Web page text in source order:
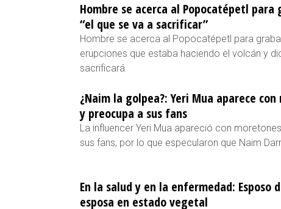
Hombre se acerca al Popocatépetl para
“el que se va a sacrificar”
Hombre se acerca al Popocatépetl para
erupciones que estaba haciendo el volcán y
sacrificará
¿Naim la golpea?: Yeri Mua aparece
y preocupa a sus fans
La influencer Yeri Mua apareció con
sus fans, por lo que especularon que Naim
En la salud y en la enfermedad: Esposo
esposa en estado vegetal